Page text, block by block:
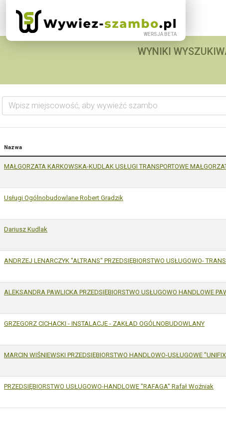
WYNIKI
Wpisz miejscowość, aby wywieźć szambo
Nazwa
MAŁGORZATA KARKOWSKA-KUDLAK USŁUGI TRANSPORTOWE
Usługi Ogólnobudowlane Robert Gradzik
Dariusz Kudlak
ANDRZEJ LENARCZYK "ALTRANS" PRZEDSIĘBIORSTWO USŁUGOWO-
ALEKSANDRA PAWLICKA PRZEDSIĘBIORSTWO USŁUGOWO HANDLOWE
GRZEGORZ CICHACKI - INSTALACJE - ZAKŁAD OGÓLNOBUDOWLANY
MARCIN WIŚNIEWSKI PRZEDSIĘBIORSTWO HANDLOWO-USŁUGOWE
PRZEDSIĘBIORSTWO USŁUGOWO-HANDLOWE "RAFAGA" Rafał Woźniak